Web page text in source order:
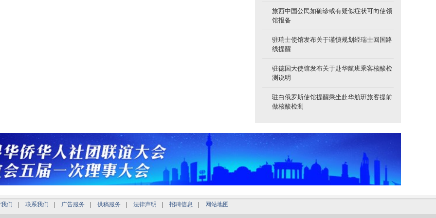
旅西中国公民如确诊或有疑似症状可向使领
馆报备
驻瑞士使馆发布关于谨慎规划经瑞士回国路
线提醒
驻德国大使馆发布关于赴华航班乘客核酸检
测说明
驻白俄罗斯使馆提醒乘坐赴华航班旅客提前
做核酸检测
们 联系我们 广告服务 供稿服务 法律声明 招聘信息 网站地图